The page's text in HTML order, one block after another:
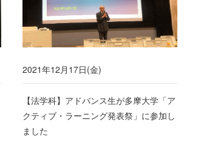
2021年12月17日(金)
【法学科】アドバンス生が多摩大学「ア
クティブ・ラーニング発表祭」に参加し
ました